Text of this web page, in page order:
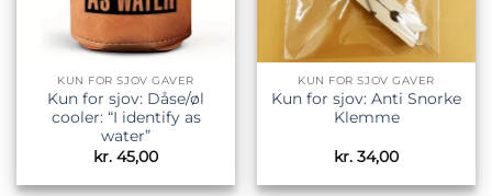
KUN FOR SJOV GAVER
Kun for sjov: Dåse/øl
cooler: “I identify as
water”
kr. 45,00
KUN FOR SJOV GAVER
Kun for sjov: Anti Snorke
Klemme
kr. 34,00